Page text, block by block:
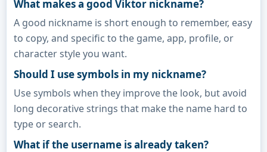
What makes a good Viktor nickname?
A good nickname is short enough to remember, easy
to copy, and specific to the game, app, profile, or
character style you want.
Should I use symbols in my nickname?
Use symbols when they improve the look, but avoid
long decorative strings that make the name hard to
type or search.
What if the username is already taken?